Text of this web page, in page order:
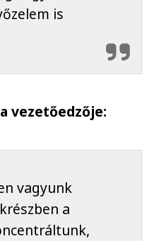
is
vezetőedzője:
vagyunk
a